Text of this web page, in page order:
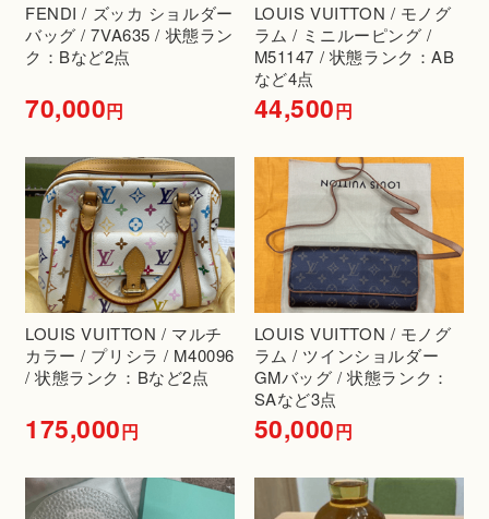
FENDI / ズッカ ショルダー
バッグ / 7VA635 / 状態ラン
ク：Bなど2点
70,000円
LOUIS VUITTON / モノグ
ラム / ミニルーピング /
M51147 / 状態ランク：AB
など4点
44,500円
LOUIS VUITTON / マルチ
カラー / プリシラ / M40096
/ 状態ランク：Bなど2点
175,000円
LOUIS VUITTON / モノグ
ラム / ツインショルダー
GMバッグ / 状態ランク：
SAなど3点
50,000円